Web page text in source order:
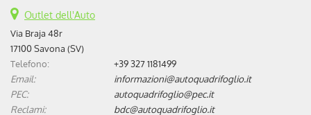
Versione
(98kWh) Long Range GT
(230 CV)
Automatico
alimentazione
elettrica
Outlet dell'Auto
Via Braja 48r
17100 Savona (SV)
Telefono:
+39 327 1181499
Email:
informazioni@autoquadrifoglio.it
PEC:
autoquadrifoglio@pec.it
Reclami:
bdc@autoquadrifoglio.it